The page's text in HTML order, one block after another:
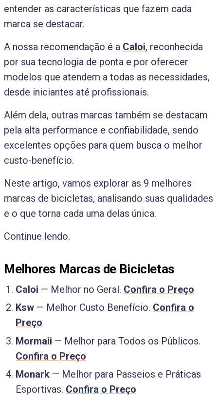
entender as características que fazem cada
marca se destacar.
A nossa recomendação é a Caloi, reconhecida
por sua tecnologia de ponta e por oferecer
modelos que atendem a todas as necessidades,
desde iniciantes até profissionais.
Além dela, outras marcas também se destacam
pela alta performance e confiabilidade, sendo
excelentes opções para quem busca o melhor
custo-benefício.
Neste artigo, vamos explorar as 9 melhores
marcas de bicicletas, analisando suas qualidades
e o que torna cada uma delas única.
Continue lendo.
Melhores Marcas de Bicicletas
Caloi — Melhor no Geral. Confira o Preço
Ksw — Melhor Custo Benefício. Confira o
Preço
Mormaii — Melhor para Todos os Públicos.
Confira o Preço
Monark — Melhor para Passeios e Práticas
Esportivas. Confira o Preço